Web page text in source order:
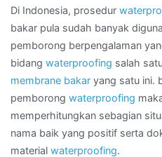
SUNGAIPENUH
Di Indonesia, prosedur
bakar pula sudah banyak
pemborong berpengalaman
bidang waterproofing salah
membrane bakar yang satu ini.
pemborong waterproofing
memperhitungkan sebagian
nama baik yang positif serta
material waterproofing.